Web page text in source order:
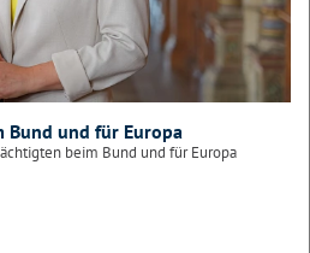
Bund und für Europa
beim Bund und für Europa